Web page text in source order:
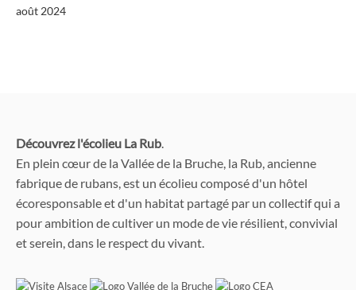
août 2024
Découvrez l'écolieu La Rub.
En plein cœur de la Vallée de la Bruche, la Rub, ancienne
fabrique de rubans, est un écolieu composé d'un hôtel
écoresponsable et d'un habitat partagé par un collectif qui a
pour ambition de cultiver un mode de vie résilient, convivial
et serein, dans le respect du vivant.